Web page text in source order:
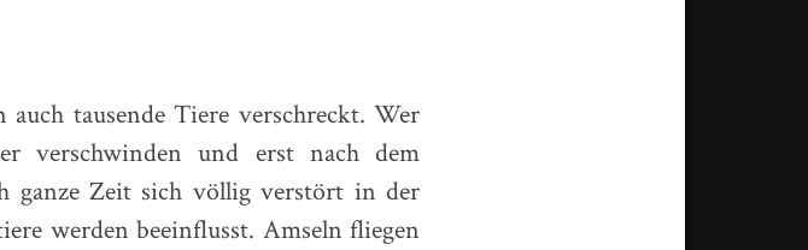
tausende Tiere verschreckt. Wer
verschwinden und erst nach dem
ganze Zeit sich völlig verstört in der
werden beeinflusst. Amseln fliegen